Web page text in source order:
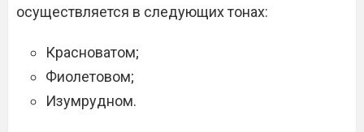
осуществляется в следующих тонах:
Красноватом;
Фиолетовом;
Изумрудном.